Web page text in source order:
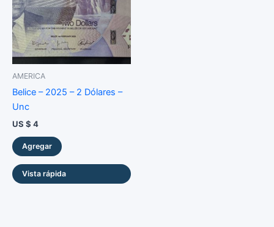
AMERICA
Belice – 2025 – 2 Dólares –
Unc
US $ 4
Agregar
Vista rápida